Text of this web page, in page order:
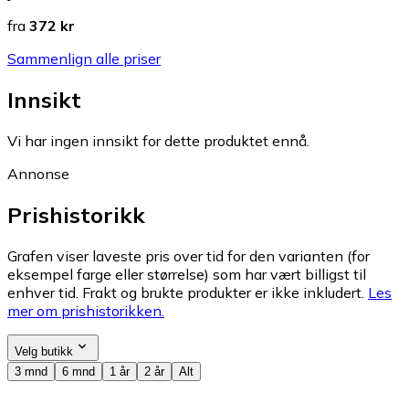
fra 372 kr
Sammenlign alle priser
Innsikt
Vi har ingen innsikt for dette produktet ennå.
Annonse
Prishistorikk
Grafen viser laveste pris over tid for den varianten (for
eksempel farge eller størrelse) som har vært billigst til
enhver tid. Frakt og brukte produkter er ikke inkludert. Les
mer om prishistorikken.
Velg butikk
3 mnd
6 mnd 1 år 2 år Alt